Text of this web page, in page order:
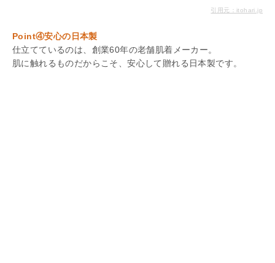
引用元：itohari.jp
Point④安心の日本製
仕立てているのは、創業60年の老舗肌着メーカー。
肌に触れるものだからこそ、安心して贈れる日本製です。